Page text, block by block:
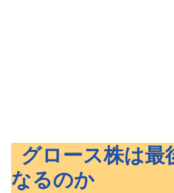
グロース株は最
なるのか